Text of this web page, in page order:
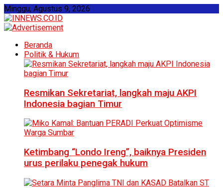
Minggu, Agustus 9, 2026
Beranda
Politik & Hukum
Resmikan Sekretariat, langkah maju AKPI
Indonesia bagian Timur
Ketimbang “Londo Ireng”, baiknya Presiden
urus perilaku penegak hukum